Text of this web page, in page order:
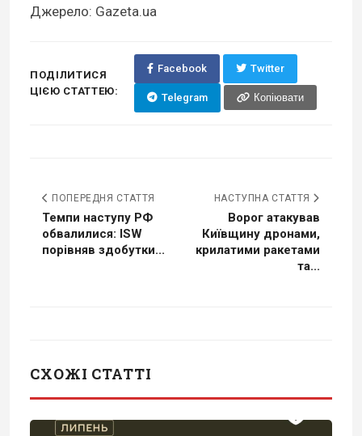
Джерело: Gazeta.ua
ПОДІЛИТИСЯ
ЦІЄЮ СТАТТЕЮ:
Facebook Twitter
Telegram Копіювати
ПОПЕРЕДНЯ СТАТТЯ
Темпи наступу РФ
обвалилися: ISW
порівняв здобутки...
НАСТУПНА СТАТТЯ
Ворог атакував
Київщину дронами,
крилатими ракетами
та...
СХОЖІ СТАТТІ